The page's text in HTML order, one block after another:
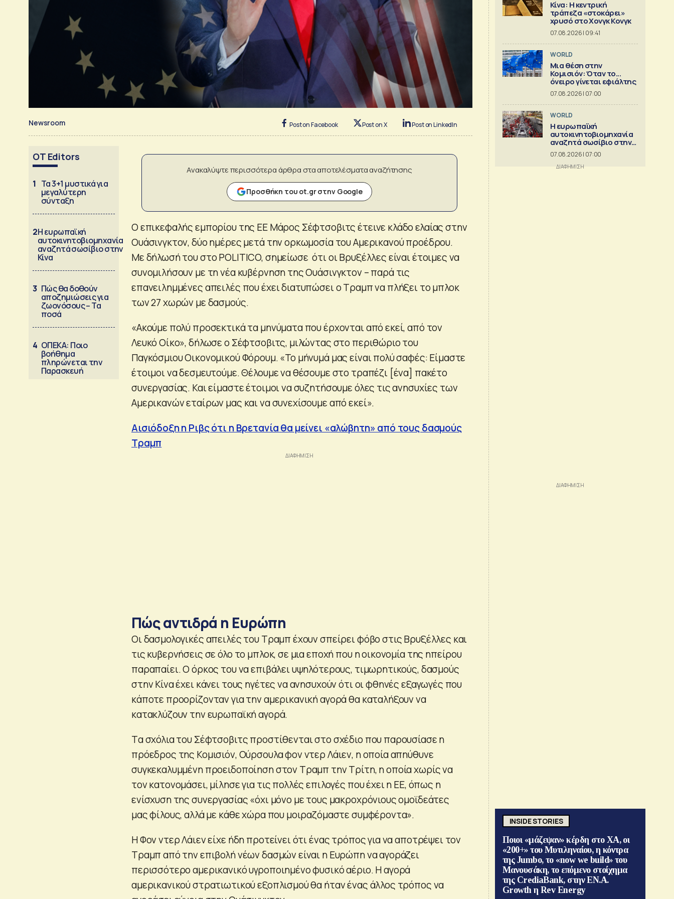
Newsroom Post on Facebook Post on X Post on LinkedIn
OT Editors
1 Τα 3+1 μυστικά για
μεγαλύτερη
σύνταξη
2Η ευρωπαϊκή
αυτοκινητοβιομηχανία
αναζητά σωσίβιο στην
Κίνα
3 Πώς θα δοθούν
αποζημιώσεις για
ζωονόσους – Τα
ποσά
4 ΟΠΕΚΑ: Ποιο
βοήθημα
πληρώνεται την
Παρασκευή
Ανακαλύψτε περισσότερα άρθρα στα αποτελέσματα αναζήτησης
Προσθήκη του ot.gr στην Google
Ο επικεφαλής εμπορίου της ΕΕ Μάρος Σέφτσοβιτς έτεινε κλάδο ελαίας στην
Ουάσινγκτον, δύο ημέρες μετά την ορκωμοσία του Αμερικανού προέδρου.
Με δήλωσή του στο POLITICO, σημείωσε ότι οι Βρυξέλλες είναι έτοιμες να
συνομιλήσουν με τη νέα κυβέρνηση της Ουάσινγκτον – παρά τις
επανειλημμένες απειλές που έχει διατυπώσει ο Τραμπ να πλήξει το μπλοκ
των 27 χωρών με δασμούς.
«Ακούμε πολύ προσεκτικά τα μηνύματα που έρχονται από εκεί, από τον
Λευκό Οίκο», δήλωσε ο Σέφτσοβιτς, μιλώντας στο περιθώριο του
Παγκόσμιου Οικονομικού Φόρουμ. «Το μήνυμά μας είναι πολύ σαφές: Είμαστε
έτοιμοι να δεσμευτούμε. Θέλουμε να θέσουμε στο τραπέζι [ένα] πακέτο
συνεργασίας. Και είμαστε έτοιμοι να συζητήσουμε όλες τις ανησυχίες των
Αμερικανών εταίρων μας και να συνεχίσουμε από εκεί».
Αισιόδοξη η Ριβς ότι η Βρετανία θα μείνει «αλώβητη» από τους δασμούς
Τραμπ
Πώς αντιδρά η Ευρώπη
Οι δασμολογικές απειλές του Τραμπ έχουν σπείρει φόβο στις Βρυξέλλες και
τις κυβερνήσεις σε όλο το μπλοκ, σε μια εποχή που η οικονομία της ηπείρου
παραπαίει. Ο όρκος του να επιβάλει υψηλότερους, τιμωρητικούς, δασμούς
στην Κίνα έχει κάνει τους ηγέτες να ανησυχούν ότι οι φθηνές εξαγωγές που
κάποτε προορίζονταν για την αμερικανική αγορά θα καταλήξουν να
κατακλύζουν την ευρωπαϊκή αγορά.
Tα σχόλια του Σέφτσοβιτς προστίθενται στο σχέδιο που παρουσίασε η
πρόεδρος της Κομισιόν, Ούρσουλα φον ντερ Λάιεν, η οποία απηύθυνε
συγκεκαλυμμένη προειδοποίηση στον Τραμπ την Τρίτη, η οποία χωρίς να
τον κατονομάσει, μίλησε για τις πολλές επιλογές που έχει η ΕΕ, όπως η
ενίσχυση της συνεργασίας «όχι μόνο με τους μακροχρόνιους ομοϊδεάτες
μας φίλους, αλλά με κάθε χώρα που μοιραζόμαστε συμφέροντα».
Η Φον ντερ Λάιεν είχε ήδη προτείνει ότι ένας τρόπος για να αποτρέψει τον
Τραμπ από την επιβολή νέων δασμών είναι η Ευρώπη να αγοράζει
περισσότερο αμερικανικό υγροποιημένο φυσικό αέριο. Η αγορά
αμερικανικού στρατιωτικού εξοπλισμού θα ήταν ένας άλλος τρόπος να
Κίνα: Η κεντρική
τράπεζα «στοκάρει»
χρυσό στο Χονγκ Κονγκ
07.08.2026 | 09:41
WORLD
Μια θέση στην
Κομισιόν: Όταν το...
όνειρο γίνεται εφιάλτης
07.08.2026 | 07:00
WORLD
Η ευρωπαϊκή
αυτοκινητοβιομηχανία
αναζητά σωσίβιο στην
Κίνα
07.08.2026 | 07:00
INSIDE STORIES
Ποιοι «μάζεψαν» κέρδη στο ΧΑ, οι
«200+» του Μυτιληναίου, η κόντρα
της Jumbo, το «now we build» του
Μανουσάκη, το επόμενο στοίχημα
της CrediaBank, στην ΕΝ.Α.
Growth η Rev Energy